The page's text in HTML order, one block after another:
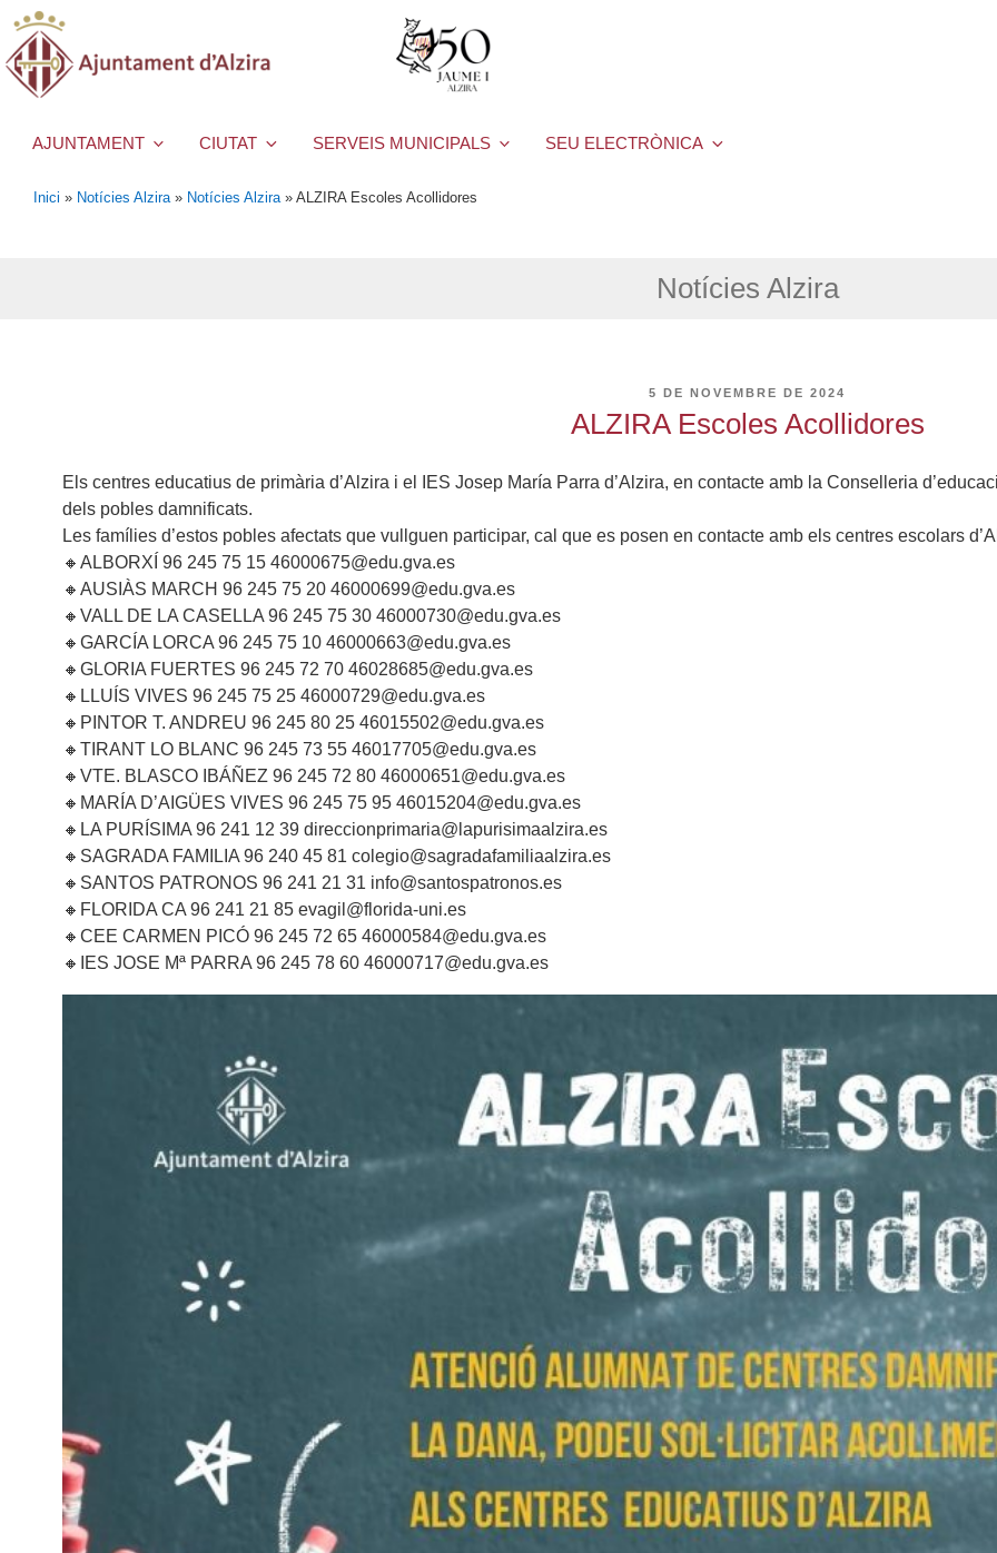
AJUNTAMENT CIUTAT SERVEIS MUNICIPALS SEU ELECTRÒNICA
Inici » Notícies Alzira » Notícies Alzira » ALZIRA Escoles Acollidores
Notícies Alzira
PUBLICAT
5 DE NOVEMBRE DE 2024
ALZIRA Escoles Acollidores
Els centres educatius de primària d’Alzira i el IES Josep María Parra d’Alzira, en contacte amb la Conselleria
dels pobles damnificats.
Les famílies d’estos pobles afectats que vullguen participar, cal que es posen en contacte amb els centres escolars
🔸ALBORXÍ 96 245 75 15 46000675@edu.gva.es
🔸AUSIÀS MARCH 96 245 75 20 46000699@edu.gva.es
🔸VALL DE LA CASELLA 96 245 75 30 46000730@edu.gva.es
🔸GARCÍA LORCA 96 245 75 10 46000663@edu.gva.es
🔸GLORIA FUERTES 96 245 72 70 46028685@edu.gva.es
🔸LLUÍS VIVES 96 245 75 25 46000729@edu.gva.es
🔸PINTOR T. ANDREU 96 245 80 25 46015502@edu.gva.es
🔸TIRANT LO BLANC 96 245 73 55 46017705@edu.gva.es
🔸VTE. BLASCO IBÁÑEZ 96 245 72 80 46000651@edu.gva.es
🔸MARÍA D’AIGÜES VIVES 96 245 75 95 46015204@edu.gva.es
🔸LA PURÍSIMA 96 241 12 39 direccionprimaria@lapurisimaalzira.es
🔸SAGRADA FAMILIA 96 240 45 81 colegio@sagradafamiliaalzira.es
🔸SANTOS PATRONOS 96 241 21 31 info@santospatronos.es
🔸FLORIDA CA 96 241 21 85 evagil@florida-uni.es
🔸CEE CARMEN PICÓ 96 245 72 65 46000584@edu.gva.es
🔸IES JOSE Mª PARRA 96 245 78 60 46000717@edu.gva.es